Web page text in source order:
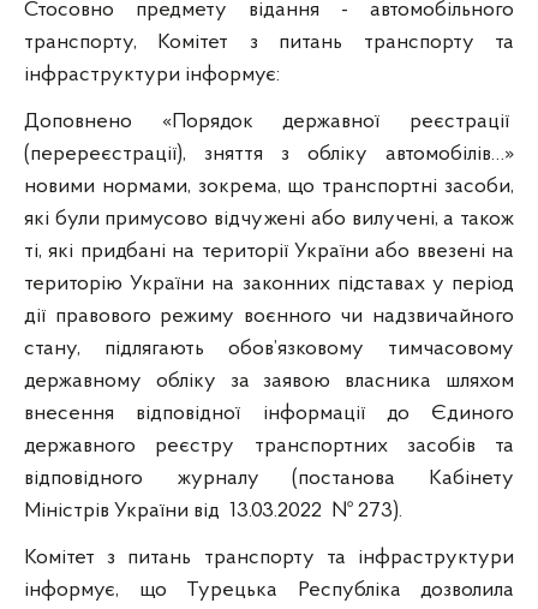
Стосовно предмету відання - автомобільного
транспорту, Комітет з питань транспорту та
інфраструктури інформує:
Доповнено «Порядок державної реєстрації
(перереєстрації), зняття з обліку автомобілів…»
новими нормами, зокрема, що транспортні засоби,
які були примусово відчужені або вилучені, а також
ті, які придбані на території України або ввезені на
територію України на законних підставах у період
дії правового режиму воєнного чи надзвичайного
стану, підлягають обов’язковому тимчасовому
державному обліку за заявою власника шляхом
внесення відповідної інформації до Єдиного
державного реєстру транспортних засобів та
відповідного журналу (постанова Кабінету
Міністрів України від 13.03.2022 № 273).
Комітет з питань транспорту та інфраструктури
інформує, що Турецька Республіка дозволила